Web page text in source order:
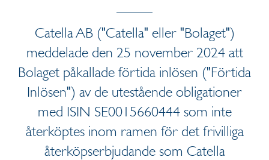
Catella AB ("Catella" eller "Bolaget")
meddelade den 25 november 2024 att
Bolaget påkallade förtida inlösen ("Förtida
Inlösen") av de utestående obligationer
med ISIN SE0015660444 som inte
återköptes inom ramen för det frivilliga
återköpserbjudande som Catella